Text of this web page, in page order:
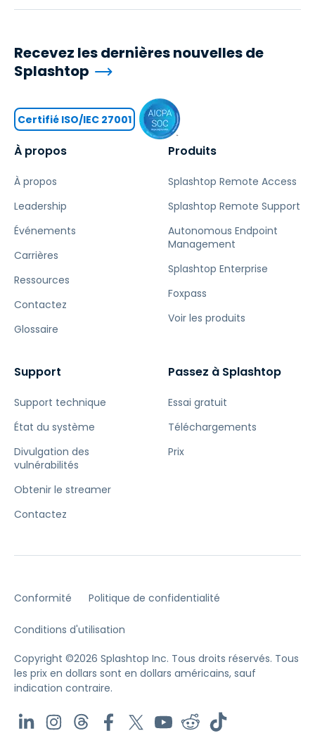
À propos
À propos
Leadership
Événements
Carrières
Ressources
Contactez
Glossaire
Produits
Splashtop Remote Access
Splashtop Remote Support
Autonomous Endpoint
Management
Splashtop Enterprise
Foxpass
Voir les produits
Support
Support technique
État du système
Divulgation des
vulnérabilités
Obtenir le streamer
Contactez
Passez à Splashtop
Essai gratuit
Téléchargements
Prix
Recevez les dernières nouvelles de
Splashtop
Certifié ISO/IEC 27001
Conformité Politique de confidentialité
Conditions d'utilisation
Copyright ©2026 Splashtop Inc. Tous droits réservés. Tous
les prix en dollars sont en dollars américains, sauf
indication contraire.